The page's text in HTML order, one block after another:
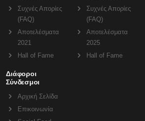
Συχνές Απορίες
(FAQ)
Αποτελέσματα
2021
Hall of Fame
Συχνές Απορίες
(FAQ)
Αποτελέσματα
2025
Hall of Fame
Διάφοροι
Σύνδεσμοι
Αρχική Σελίδα
Επικοινωνία